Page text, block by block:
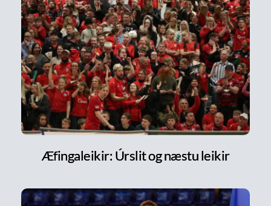
Æfingaleikir: Úrslit og næstu leikir